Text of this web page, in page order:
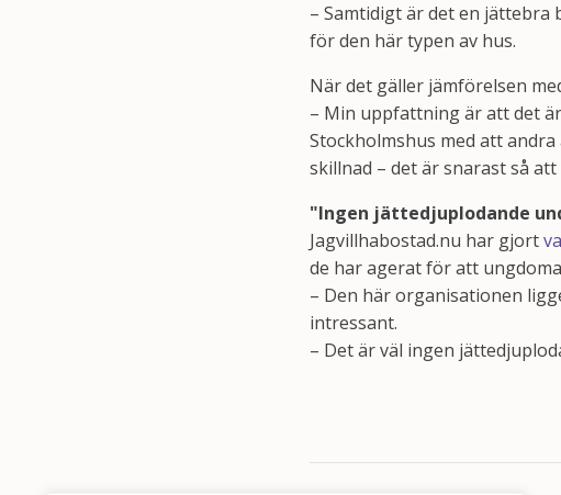
– Samtidigt är det en
för den här typen av hus.
När det gäller jämförelsen
– Min uppfattning är att det
Stockholmshus med att
skillnad – det är snarast så
"Ingen jättedjuplodande
Jagvillhabostad.nu har gjort
de har agerat för att
– Den här organisationen
intressant.
– Det är väl ingen